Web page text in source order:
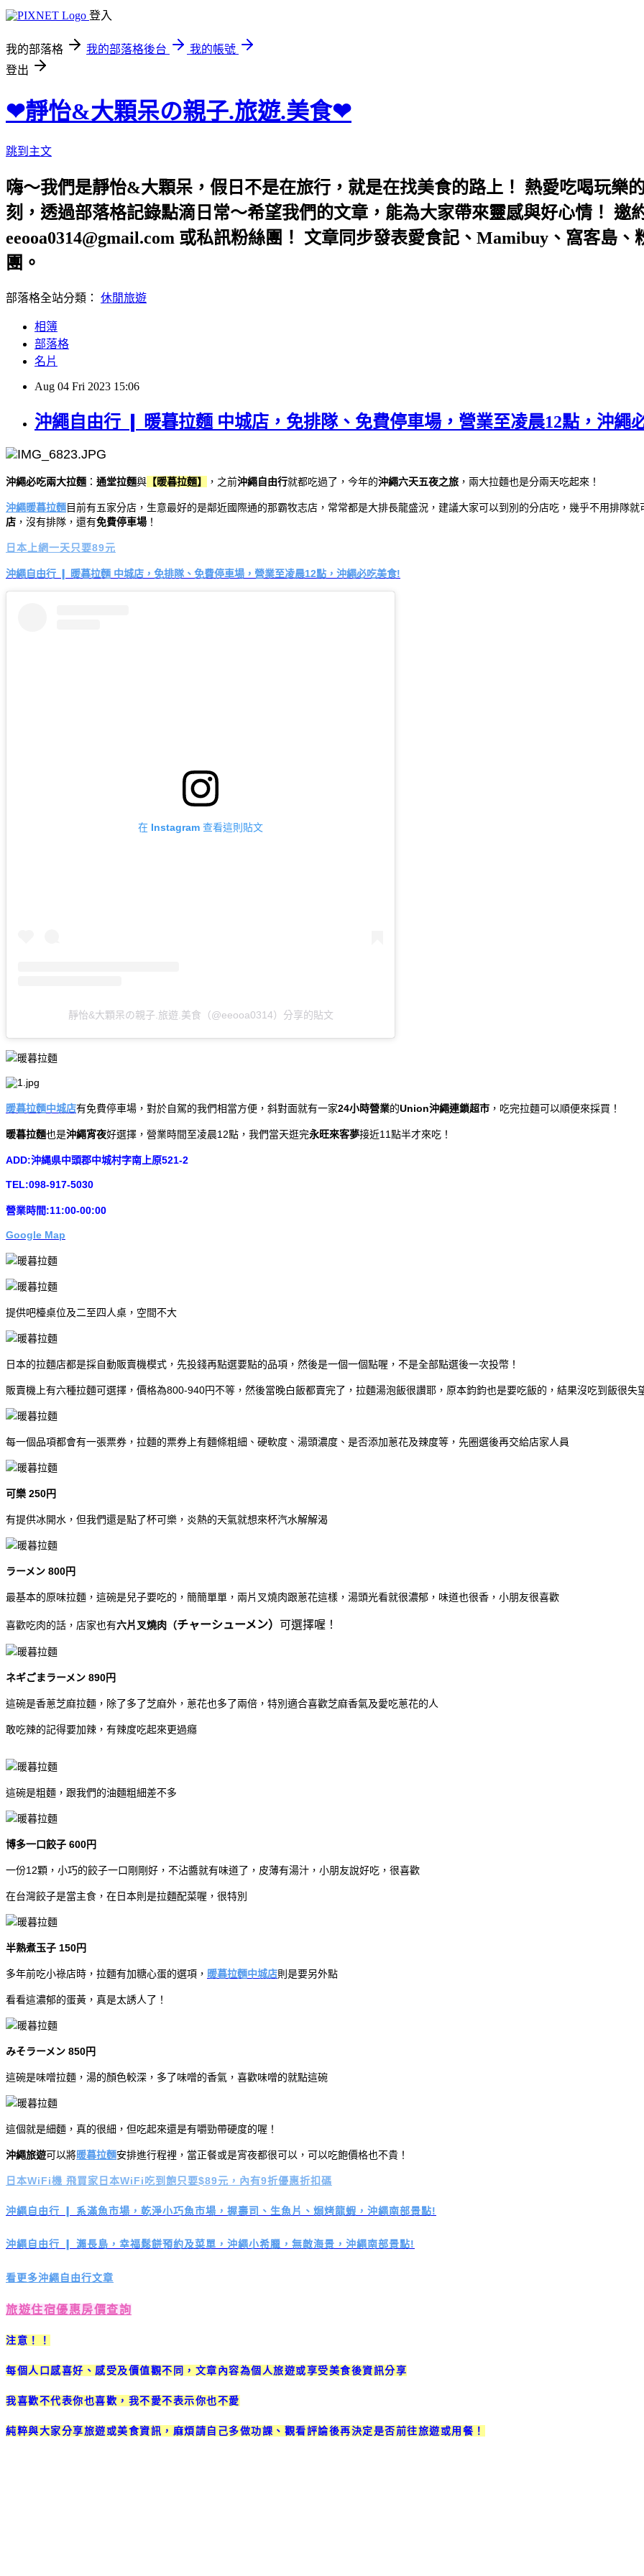
登入
我的部落格 我的部落格後台
我的帳號
登出
❤靜怡&大顆呆の親子.旅遊.美食❤
跳到主文
嗨～我們是靜怡&大顆呆，假日不是在旅行，就是在找美食的路上！ 熱愛吃喝玩樂
刻，透過部落格記錄點滴日常～希望我們的文章，能為大家帶來靈感與好心情！ 邀
eeooa0314@gmail.com 或私訊粉絲團！ 文章同步發表愛食記、Mamibuy、窩客島
團。
部落格全站分類： 休閒旅遊
相簿
部落格
名片
Aug 04 Fri 2023 15:06
沖繩自由行 ❙ 暖暮拉麵 中城店，免排隊、免費停車場，營業至凌晨12點，沖繩
沖繩必吃兩大拉麵 ： 通堂拉麵與 【暖暮拉麵】 ，之前沖繩自由行就都吃過了，今年的沖繩六天五夜之旅 ，兩大拉麵也是分兩天吃起來！
沖繩暖暮拉麵目前有五家分店，生意最好的是鄰近國際通的那霸牧志店，常常都是大排長龍盛況，建議大家可以到別的分店吃，幾乎不用排隊就
店 ，沒有排隊，還有免費停車場 ！
日本上網一天只要89元
沖繩自由行 ❙ 暖暮拉麵 中城店，免排隊、免費停車場，營業至凌晨12點，沖繩必吃美食!
在 Instagram 查看這則貼文
靜怡&大顆呆の親子.旅遊.美食（@eeooa0314）分享的貼文
暖暮拉麵中城店有免費停車場，對於自駕的我們相當方便，斜對面就有一家24小時營業的Union沖繩連鎖超市 ，吃完拉麵可以順便來採買！
暖暮拉麵也是沖繩宵夜好選擇，營業時間至凌晨12點，我們當天逛完永旺來客夢接近11點半才來吃！
ADD:沖縄県中頭郡中城村字南上原521-2
TEL:098-917-5030
營業時間:11:00-00:00
Google Map
提供吧檯桌位及二至四人桌，空間不大
日本的拉麵店都是採自動販賣機模式，先投錢再點選要點的品項，然後是一個一個點喔，不是全部點選後一次投幣！
販賣機上有六種拉麵可選擇，價格為800-940円不等，然後當晚白飯都賣完了，拉麵湯泡飯很讚耶，原本鈞鈞也是要吃飯的，結果沒吃到飯很失
每一個品項都會有一張票券，拉麵的票券上有麵條粗細、硬軟度、湯頭濃度、是否添加蔥花及辣度等，先圈選後再交給店家人員
可樂 250円
有提供冰開水，但我們還是點了杯可樂，炎熱的天氣就想來杯汽水解解渴
ラーメン 800円
最基本的原味拉麵，這碗是兒子要吃的，簡簡單單，兩片叉燒肉跟蔥花這樣，湯頭光看就很濃郁，味道也很香，小朋友很喜歡
喜歡吃肉的話，店家也有六片叉燒肉（チャーシューメン） 可選擇喔！
ネギごまラーメン 890円
這碗是香蔥芝麻拉麵，除了多了芝麻外，蔥花也多了兩倍，特別適合喜歡芝麻香氣及愛吃蔥花的人
敢吃辣的記得要加辣，有辣度吃起來更過癮
這碗是粗麵，跟我們的油麵粗細差不多
博多一口餃子 600円
一份12顆，小巧的餃子一口剛剛好，不沾醬就有味道了，皮薄有湯汁，小朋友說好吃，很喜歡
在台灣餃子是當主食，在日本則是拉麵配菜喔，很特別
半熟煮玉子 150円
多年前吃小祿店時，拉麵有加糖心蛋的選項， 暖暮拉麵中城店則是要另外點
看看這濃郁的蛋黃，真是太誘人了！
みそラーメン 850円
這碗是味噌拉麵，湯的顏色較深，多了味噌的香氣，喜歡味噌的就點這碗
這個就是細麵，真的很細，但吃起來還是有嚼勁帶硬度的喔！
沖繩旅遊可以將暖暮拉麵安排進行程裡，當正餐或是宵夜都很可以，可以吃飽價格也不貴！
日本WiFi機 飛買家日本WiFi吃到飽只要$89元，內有9折優惠折扣碼
沖繩自由行 ❙ 系滿魚市場，乾淨小巧魚市場，握壽司、生魚片、焗烤龍蝦，沖繩南部景點!
沖繩自由行 ❙ 瀨長島，幸福鬆餅預約及菜單，沖繩小希臘，無敵海景，沖繩南部景點!
看更多沖繩自由行文章
旅遊住宿優惠房價查詢
注意！！
每個人口感喜好、感受及價值觀不同，文章內容為個人旅遊或享受美食後資訊分享
我喜歡不代表你也喜歡，我不愛不表示你也不愛
純粹與大家分享旅遊或美食資訊，麻煩請自己多做功課、觀看評論後再決定是否前往旅遊或用餐！